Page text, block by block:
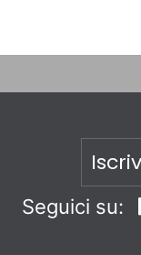
Seguici su: